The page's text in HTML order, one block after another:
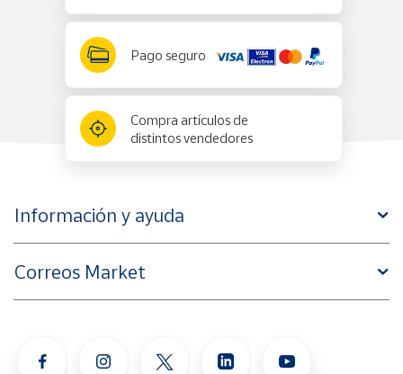
Pago seguro
Compra artículos de
distintos vendedores
Información y ayuda
Correos Market